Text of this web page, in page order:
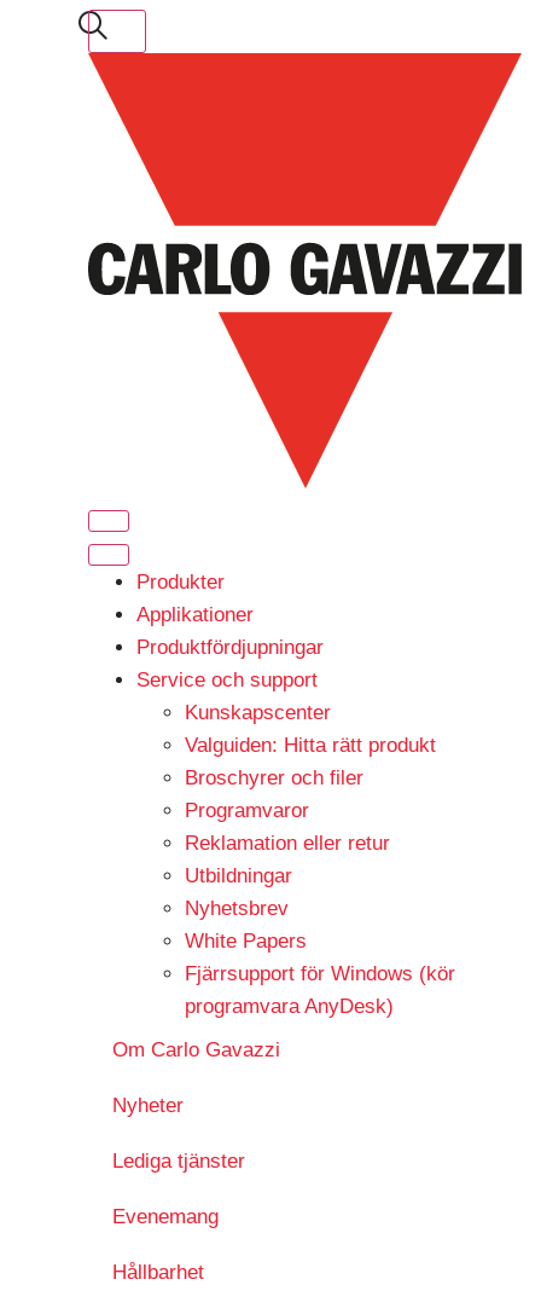
Produkter
Applikationer
Produktfördjupningar
Service och support
Kunskapscenter
Valguiden: Hitta rätt produkt
Broschyrer och filer
Programvaror
Reklamation eller retur
Utbildningar
Nyhetsbrev
White Papers
Fjärrsupport för Windows (kör
programvara AnyDesk)
Om Carlo Gavazzi
Nyheter
Lediga tjänster
Evenemang
Hållbarhet